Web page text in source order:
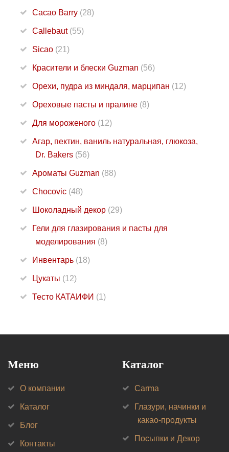
Cacao Barry (28)
Callebaut (55)
Sicao (21)
Красители и блески Guzman (56)
Орехи, пудра из миндаля, марципан (12)
Ореховые пасты и пралине (8)
Для мороженого (12)
Агар, пектин, ваниль натуральная, глюкоза,
Dr. Bakers (56)
Ароматы Guzman (88)
Chocovic (48)
Шоколадный декор (29)
Гели для глазирования и пасты для
моделирования (8)
Инвентарь (18)
Цукаты (12)
Тесто КАТАИФИ (1)
Меню
О компании
Каталог
Блог
Контакты
Каталог
Carma
Глазури, начинки и
какао-продукты
Посыпки и Декор